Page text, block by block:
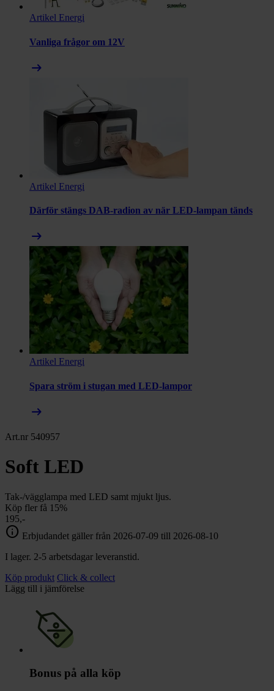
Artikel Energi
Vanliga frågor om 12V
arrow_right_alt
Artikel Energi
Därför stängs DAB-radion av när LED-lampan tänds
arrow_right_alt
Artikel Energi
Spara ström i stugan med LED-lampor
arrow_right_alt
Art.nr 540957
Soft LED
Tak-/vägglampa med LED samt mjukt ljus.
Köp fler få 15%
195,-
info Erbjudandet gäller från 2026-07-09 till 2026-08-10
I lager. 2-5 arbetsdagar leveranstid.
Köp produkt Click & collect
Lägg till i jämförelse
Bonus på alla köp